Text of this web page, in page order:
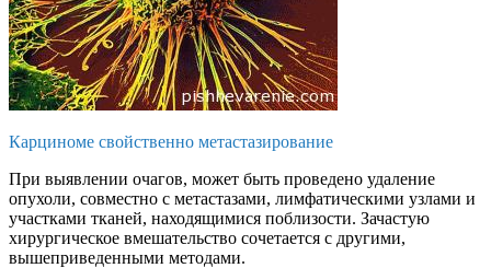
Карциноме свойственно метастазирование
При выявлении очагов, может быть проведено удаление
опухоли, совместно с метастазами, лимфатическими узлами и
участками тканей, находящимися поблизости. Зачастую
хирургическое вмешательство сочетается с другими,
вышеприведенными методами.